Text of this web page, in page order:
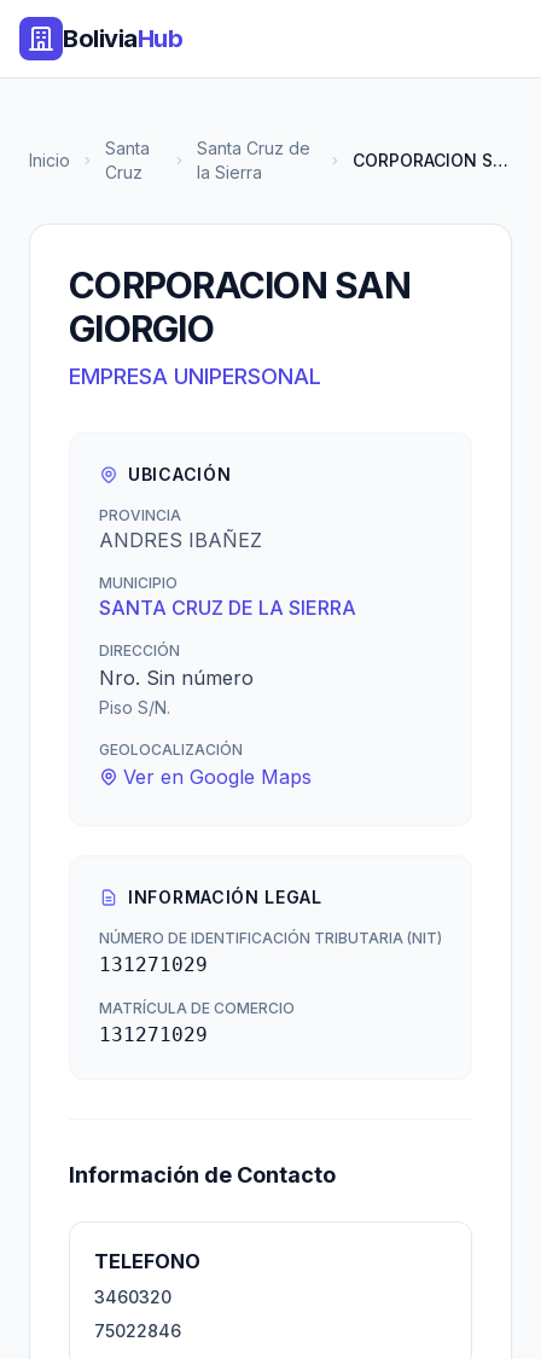
BoliviaHub
Inicio
Santa
Cruz
Santa Cruz de
la Sierra
CORPORACION SAN GIORGIO
CORPORACION SAN
GIORGIO
EMPRESA UNIPERSONAL
UBICACIÓN
PROVINCIA
ANDRES IBAÑEZ
MUNICIPIO
SANTA CRUZ DE LA SIERRA
DIRECCIÓN
Nro. Sin número
Piso S/N.
GEOLOCALIZACIÓN
Ver en Google Maps
INFORMACIÓN LEGAL
NÚMERO DE IDENTIFICACIÓN TRIBUTARIA (NIT)
131271029
MATRÍCULA DE COMERCIO
131271029
Información de Contacto
TELEFONO
3460320
75022846